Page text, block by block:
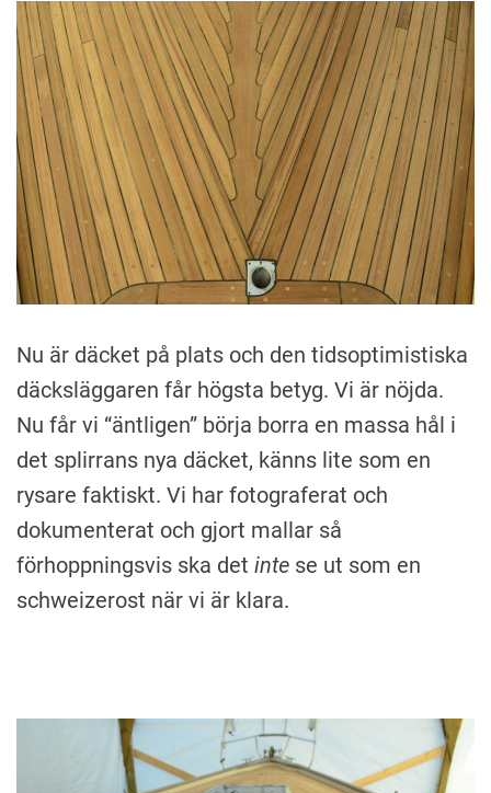
A
n
k
i
Nu är däcket på plats och den tidsoptimistiska
däcksläggaren får högsta betyg. Vi är nöjda.
Nu får vi “äntligen” börja borra en massa hål i
det splirrans nya däcket, känns lite som en
rysare faktiskt. Vi har fotograferat och
dokumenterat och gjort mallar så
förhoppningsvis ska det inte se ut som en
schweizerost när vi är klara.